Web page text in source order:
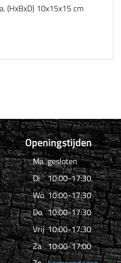
(HxBxD) 10x15x15 cm
Openingstijden
Ma gesloten
Di
10:00-17:30
Wo 10:00-17:30
Do 10:00-17:30
Vrij 10:00-17:30
Za 10:00-17:00